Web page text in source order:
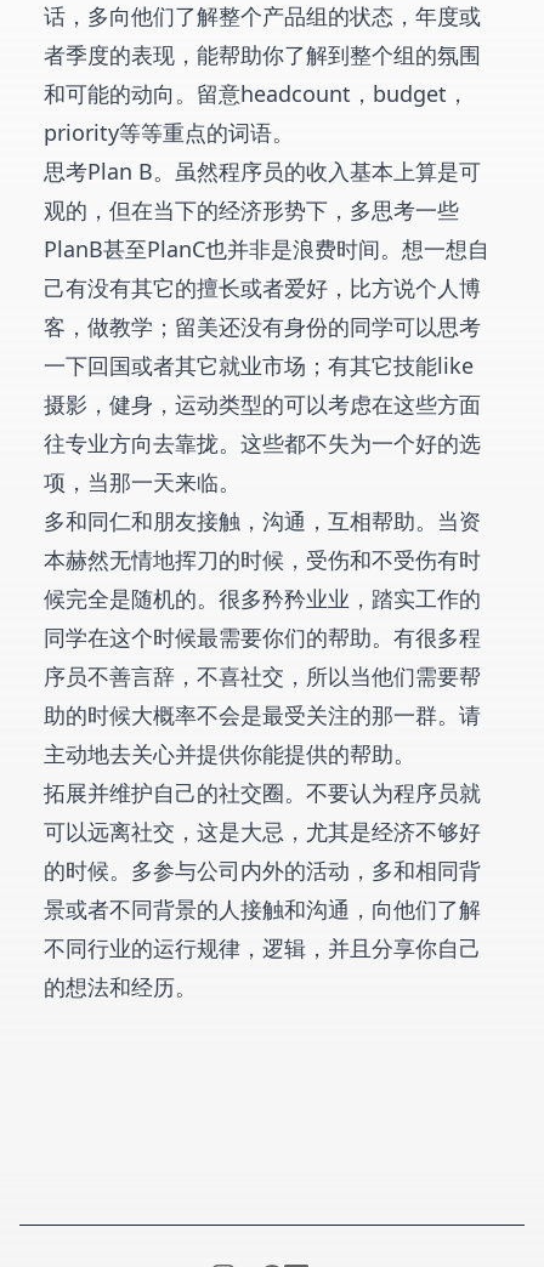
话，多向他们了解整个产品组的状态，年度或
者季度的表现，能帮助你了解到整个组的氛围
和可能的动向。留意headcount，budget，
priority等等重点的词语。
思考Plan B。虽然程序员的收入基本上算是可
观的，但在当下的经济形势下，多思考一些
PlanB甚至PlanC也并非是浪费时间。想一想自
己有没有其它的擅长或者爱好，比方说个人博
客，做教学；留美还没有身份的同学可以思考
一下回国或者其它就业市场；有其它技能like
摄影，健身，运动类型的可以考虑在这些方面
往专业方向去靠拢。这些都不失为一个好的选
项，当那一天来临。
多和同仁和朋友接触，沟通，互相帮助。当资
本赫然无情地挥刀的时候，受伤和不受伤有时
候完全是随机的。很多矜矜业业，踏实工作的
同学在这个时候最需要你们的帮助。有很多程
序员不善言辞，不喜社交，所以当他们需要帮
助的时候大概率不会是最受关注的那一群。请
主动地去关心并提供你能提供的帮助。
拓展并维护自己的社交圈。不要认为程序员就
可以远离社交，这是大忌，尤其是经济不够好
的时候。多参与公司内外的活动，多和相同背
景或者不同背景的人接触和沟通，向他们了解
不同行业的运行规律，逻辑，并且分享你自己
的想法和经历。